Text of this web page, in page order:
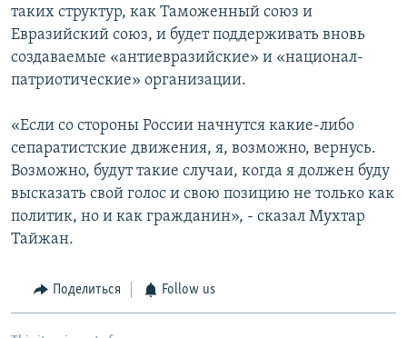
таких структур, как Таможенный союз и
Евразийский союз, и будет поддерживать вновь
создаваемые «антиевразийские» и «национал-
патриотические» организации.
«Если со стороны России начнутся какие-либо
сепаратистские движения, я, возможно, вернусь.
Возможно, будут такие случаи, когда я должен буду
высказать свой голос и свою позицию не только как
политик, но и как гражданин», - сказал Мухтар
Тайжан.
Поделиться Follow us